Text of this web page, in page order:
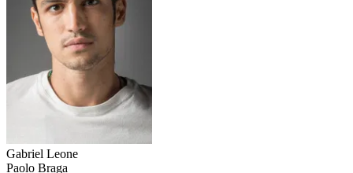
Gabriel Leone
Paolo Braga